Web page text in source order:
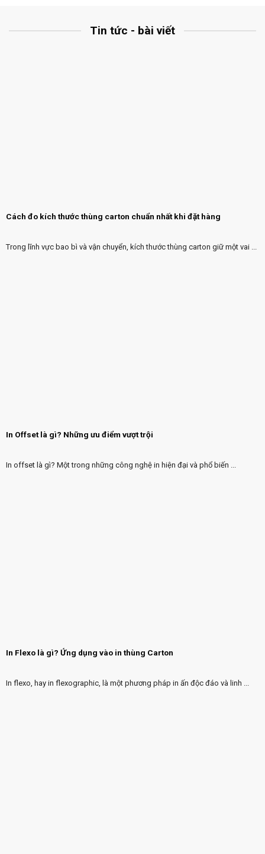
Tin tức - bài viết
Cách đo kích thước thùng carton chuẩn nhất khi đặt hàng
Trong lĩnh vực bao bì và vận chuyển, kích thước thùng carton giữ một vai ...
In Offset là gì? Những ưu điểm vượt trội
In offset là gì? Một trong những công nghệ in hiện đại và phổ biến ...
In Flexo là gì? Ứng dụng vào in thùng Carton
In flexo, hay in flexographic, là một phương pháp in ấn độc đáo và linh ...